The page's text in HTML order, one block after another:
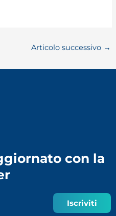
Articolo successivo →
con la
Iscriviti